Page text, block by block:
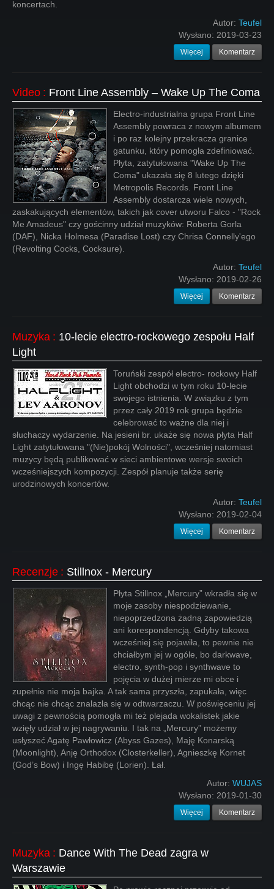
koncertach.
Autor: Teufel
Wysłano: 2019-03-23
Więcej Komentarz
Video : Front Line Assembly ‎– Wake Up The Coma
Electro-industrialna grupa Front Line
Assembly powraca z nowym albumem
i po raz kolejny przekracza granice
gatunku, który pomogła zdefiniować.
Płyta, zatytułowana "Wake Up The
Coma" ukazała się 8 lutego dzięki
Metropolis Records. Front Line
Assembly dostarcza wiele nowych,
zaskakujących elementów, takich jak cover utworu Falco - "Rock
Me Amadeus" czy gościnny udział muzyków: Roberta Gorla
(DAF), Nicka Holmesa (Paradise Lost) czy Chrisa Connelly'ego
(Revolting Cocks, Cocksure).
Autor: Teufel
Wysłano: 2019-02-26
Więcej Komentarz
Muzyka : 10-lecie electro-rockowego zespołu Half
Light
Toruński zespół electro- rockowy Half
Light obchodzi w tym roku 10-lecie
swojego istnienia. W związku z tym
przez cały 2019 rok grupa będzie
celebrować to ważne dla niej i
słuchaczy wydarzenie. Na jesieni br. ukaże się nowa płyta Half
Light zatytułowana "(Nie)pokój Wolności", wcześniej natomiast
muzycy będą publikować w sieci ambientowe wersje swoich
wcześniejszych kompozycji. Zespół planuje także serię
urodzinowych koncertów.
Autor: Teufel
Wysłano: 2019-02-04
Więcej Komentarz
Recenzje : Stillnox - Mercury
Płyta Stillnox „Mercury” wkradła się w
moje zasoby niespodziewanie,
niepoprzedzona żadną zapowiedzią
ani korespondencją. Gdyby takowa
wcześniej się pojawiła, to pewnie nie
chciałbym jej w ogóle, bo darkwave,
electro, synth-pop i synthwave to
pojęcia w dużej mierze mi obce i
zupełnie nie moja bajka. A tak sama przyszła, zapukała, więc
chcąc nie chcąc znalazła się w odtwarzaczu. W poświęceniu jej
uwagi z pewnością pomogła mi też plejada wokalistek jakie
wzięły udział w jej nagrywaniu. I tak na „Mercury” możemy
usłyszeć Agatę Pawłowicz (Abyss Gazes), Maję Konarską
(Moonlight), Anję Orthodox (Closterkeller), Agnieszkę Kornet
(God’s Bow) i Ingę Habibę (Lorien). Łał.
Autor: WUJAS
Wysłano: 2019-01-30
Więcej Komentarz
Muzyka : Dance With The Dead zagra w
Warszawie